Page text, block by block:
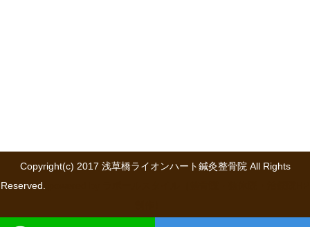
Copyright(c) 2017 浅草橋ライオンハート鍼灸整骨院 All Rights
Reserved.